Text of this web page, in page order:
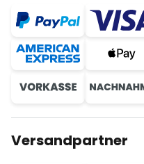
Versandpartner